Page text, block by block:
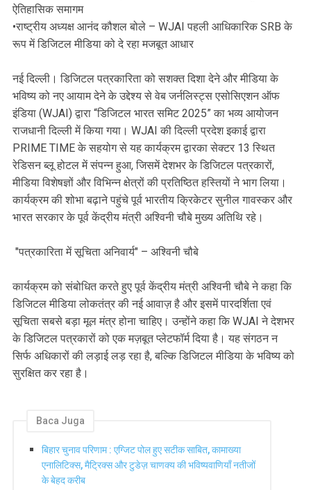
ऐतिहासिक समागम
•राष्ट्रीय अध्यक्ष आनंद कौशल बोले – WJAI पहली आधिकारिक SRB के
रूप में डिजिटल मीडिया को दे रहा मजबूत आधार
नई दिल्ली। डिजिटल पत्रकारिता को सशक्त दिशा देने और मीडिया के
भविष्य को नए आयाम देने के उद्देश्य से वेब जर्नलिस्ट्स एसोसिएशन ऑफ
इंडिया (WJAI) द्वारा “डिजिटल भारत समिट 2025” का भव्य आयोजन
राजधानी दिल्ली में किया गया। WJAI की दिल्ली प्रदेश इकाई द्वारा
PRIME TIME के सहयोग से यह कार्यक्रम द्वारका सेक्टर 13 स्थित
रेडिसन ब्लू होटल में संपन्न हुआ, जिसमें देशभर के डिजिटल पत्रकारों,
मीडिया विशेषज्ञों और विभिन्न क्षेत्रों की प्रतिष्ठित हस्तियों ने भाग लिया।
कार्यक्रम की शोभा बढ़ाने पहुंचे पूर्व भारतीय क्रिकेटर सुनील गावस्कर और
भारत सरकार के पूर्व केंद्रीय मंत्री अश्विनी चौबे मुख्य अतिथि रहे।
"पत्रकारिता में सूचिता अनिवार्य" – अश्विनी चौबे
कार्यक्रम को संबोधित करते हुए पूर्व केंद्रीय मंत्री अश्विनी चौबे ने कहा कि
डिजिटल मीडिया लोकतंत्र की नई आवाज़ है और इसमें पारदर्शिता एवं
सूचिता सबसे बड़ा मूल मंत्र होना चाहिए। उन्होंने कहा कि WJAI ने देशभर
के डिजिटल पत्रकारों को एक मज़बूत प्लेटफॉर्म दिया है। यह संगठन न
सिर्फ अधिकारों की लड़ाई लड़ रहा है, बल्कि डिजिटल मीडिया के भविष्य को
सुरक्षित कर रहा है।
Baca Juga
बिहार चुनाव परिणाम : एग्जिट पोल हुए सटीक साबित, कामाख्या
एनालिटिक्स, मैट्रिक्स और टुडेज़ चाणक्य की भविष्यवाणियाँ नतीजों
के बेहद करीब